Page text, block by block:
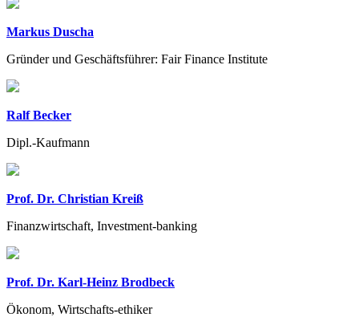
Markus Duscha
Gründer und Geschäftsführer: Fair Finance Institute
Ralf Becker
Dipl.-Kaufmann
Prof. Dr. Christian Kreiß
Finanzwirtschaft, Investment-banking
Prof. Dr. Karl-Heinz Brodbeck
Ökonom, Wirtschafts-ethiker